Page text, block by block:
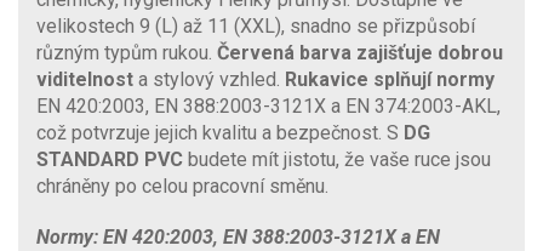
velikostech 9 (L) až 11 (XXL), snadno se přizpůsobí
různým typům rukou. Červená barva zajišťuje dobrou
viditelnost a stylový vzhled. Rukavice splňují normy
EN 420:2003, EN 388:2003-3121X a EN 374:2003-AKL,
což potvrzuje jejich kvalitu a bezpečnost. S DG
STANDARD PVC budete mít jistotu, že vaše ruce jsou
chráněny po celou pracovní směnu.
Normy: EN 420:2003, EN 388:2003-3121X a EN